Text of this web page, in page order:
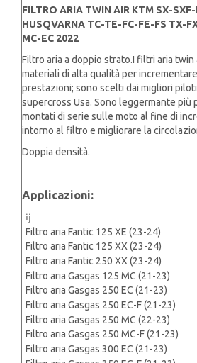
FS
TX-
FX
2017-
2022
GAS
MC-
2023
FILTRO ARIA TWIN AIR KTM SX-
HUSQVARNA TC-TE-FC-FE-FS TX-
MC-EC 2022
Filtro aria a doppio strato.I filtri aria
materiali di alta qualità per
prestazioni; sono scelti dai migliori
supercross Usa. Sono leggermante
montati di serie sulle moto al fine di
intorno al filtro e migliorare la
Doppia densità.
Applicazioni:
Filtro aria Fantic 125 XE (23-24)
Filtro aria Fantic 125 XX (23-24)
Filtro aria Fantic 250 XX (23-24)
Filtro aria Gasgas 125 MC (21-23)
Filtro aria Gasgas 250 EC (21-23)
Filtro aria Gasgas 250 EC-F (21-23)
Filtro aria Gasgas 250 MC (22-23)
Filtro aria Gasgas 250 MC-F (21-23)
Filtro aria Gasgas 300 EC (21-23)